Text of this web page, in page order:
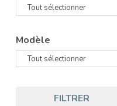
Modèle
FILTRER